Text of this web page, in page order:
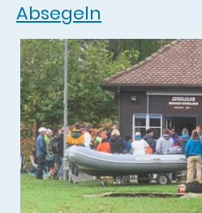
Absegeln